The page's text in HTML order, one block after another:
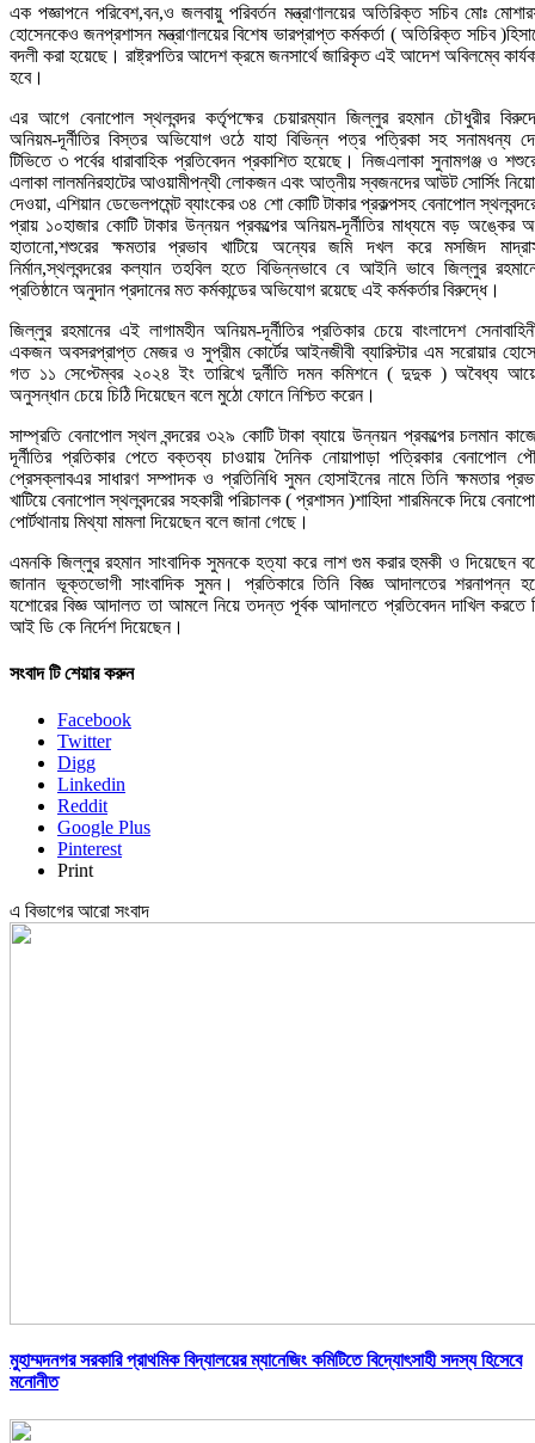
এক পজ্ঞাপনে পরিবেশ,বন,ও জলবায়ু পরিবর্তন মন্ত্রাণালয়ের অতিরিক্ত সচিব মোঃ
হোসেনকেও জনপ্রশাসন মন্ত্রাণালয়ের বিশেষ ভারপ্রাপ্ত কর্মকর্তা ( অতিরিক্ত সচিব
বদলী করা হয়েছে। রাষ্ট্রপতির আদেশ ক্রমে জনসার্থে জারিকৃত এই আদেশ অবিলম্বে
হবে।
এর আগে বেনাপোল স্থলবন্দর কর্তৃপক্ষের চেয়ারম্যান জিল্লুর রহমান চৌধুরীর
অনিয়ম-দূর্নীতির বিস্তর অভিযোগ ওঠে যাহা বিভিন্ন পত্র পত্রিকা সহ সনামধন্য
টিভিতে ৩ পর্বের ধারাবাহিক প্রতিবেদন প্রকাশিত হয়েছে। নিজএলাকা সুনামগঞ্জ ও
এলাকা লালমনিরহাটের আওয়ামীপন্থী লোকজন এবং আত্নীয় স্বজনদের আউট সোর্সিং
দেওয়া, এশিয়ান ডেভেলপমেন্ট ব্যাংকের ৩৪ শো কোটি টাকার প্রকল্পসহ বেনাপোল
প্রায় ১০হাজার কোটি টাকার উন্নয়ন প্রকল্পের অনিয়ম-দূর্নীতির মাধ্যমে বড় অঙ্কের
হাতানো,শশুরের ক্ষমতার প্রভাব খাটিয়ে অন্যের জমি দখল করে মসজিদ
নির্মান,স্থলবন্দরের কল্যান তহবিল হতে বিভিন্নভাবে বে আইনি ভাবে জিল্লুর
প্রতিষ্ঠানে অনুদান প্রদানের মত কর্মকান্ডের অভিযোগ রয়েছে এই কর্মকর্তার বিরুদ্ধে।
জিল্লুর রহমানের এই লাগামহীন অনিয়ম-দূর্নীতির প্রতিকার চেয়ে বাংলাদেশ
একজন অবসরপ্রাপ্ত মেজর ও সুপ্রীম কোর্টের আইনজীবী ব্যারিস্টার এম সরোয়ার
গত ১১ সেপ্টেম্বর ২০২৪ ইং তারিখে দুর্নীতি দমন কমিশনে ( দুদুক ) অবৈধ্য
অনুসন্ধান চেয়ে চিঠি দিয়েছেন বলে মুঠো ফোনে নিশ্চিত করেন।
সাম্প্রতি বেনাপোল স্থল বন্দরের ৩২৯ কোটি টাকা ব্যায়ে উন্নয়ন প্রকল্পের চলমান
দূর্নীতির প্রতিকার পেতে বক্তব্য চাওয়ায় দৈনিক নোয়াপাড়া পত্রিকার বেনাপোল
প্রেসক্লাবএর সাধারণ সম্পাদক ও প্রতিনিধি সুমন হোসাইনের নামে তিনি ক্ষমতার
খাটিয়ে বেনাপোল স্থলবন্দরের সহকারী পরিচালক ( প্রশাসন )শাহিদা শারমিনকে দিয়ে
পোর্টথানায় মিথ্যা মামলা দিয়েছেন বলে জানা গেছে।
এমনকি জিল্লুর রহমান সাংবাদিক সুমনকে হত্যা করে লাশ গুম করার হুমকী ও দিয়েছেন
জানান ভূক্তভোগী সাংবাদিক সুমন। প্রতিকারে তিনি বিজ্ঞ আদালতের শরনাপন্ন
যশোরের বিজ্ঞ আদালত তা আমলে নিয়ে তদন্ত পূর্বক আদালতে প্রতিবেদন দাখিল করতে
আই ডি কে নির্দেশ দিয়েছেন।
সংবাদ টি শেয়ার করুন
Facebook
Twitter
Digg
Linkedin
Reddit
Google Plus
Pinterest
Print
এ বিভাগের আরো সংবাদ
মুহাম্মদনগর সরকারি প্রাথমিক বিদ্যালয়ের ম্যানেজিং কমিটিতে বিদ্যোৎসাহী সদস্য হিসেবে
মনোনীত